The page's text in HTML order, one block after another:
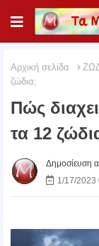
Αρχική σελίδα
ζώδια;
Πώς
τα 12
Δημοσίευση
1/17/2023